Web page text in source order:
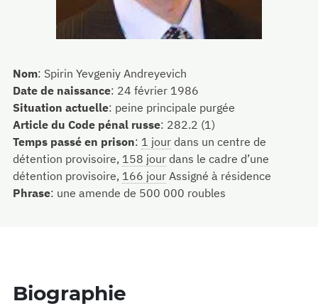
Nom: Spirin Yevgeniy Andreyevich
Date de naissance: 24 février 1986
Situation actuelle: peine principale purgée
Article du Code pénal russe: 282.2 (1)
Temps passé en prison: 1 jour dans un centre de
détention provisoire, 158 jour dans le cadre d’une
détention provisoire, 166 jour Assigné à résidence
Phrase: une amende de 500 000 roubles
Biographie